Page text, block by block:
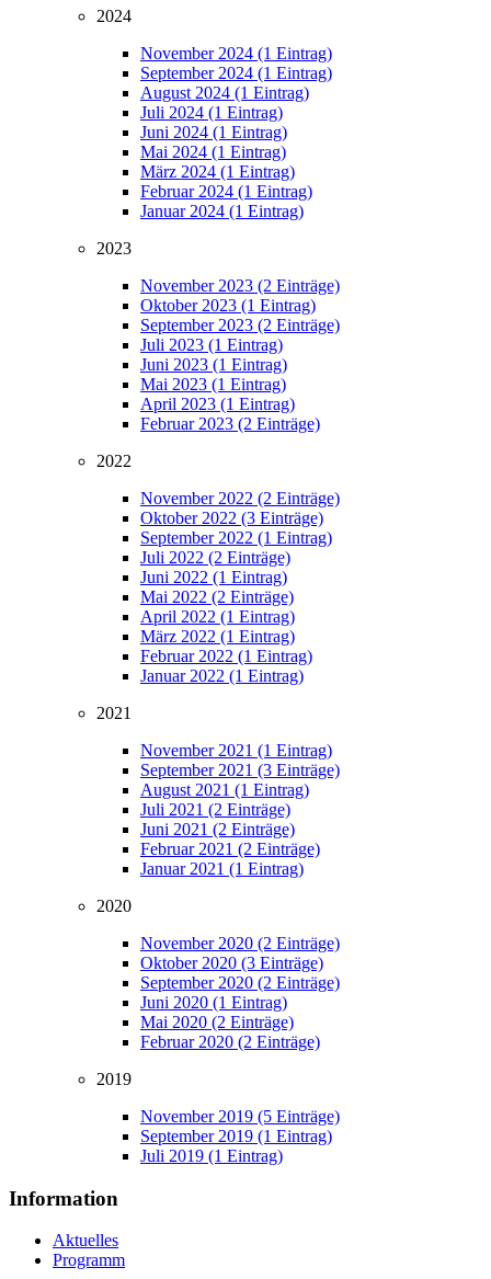
2024
November 2024 (1 Eintrag)
September 2024 (1 Eintrag)
August 2024 (1 Eintrag)
Juli 2024 (1 Eintrag)
Juni 2024 (1 Eintrag)
Mai 2024 (1 Eintrag)
März 2024 (1 Eintrag)
Februar 2024 (1 Eintrag)
Januar 2024 (1 Eintrag)
2023
November 2023 (2 Einträge)
Oktober 2023 (1 Eintrag)
September 2023 (2 Einträge)
Juli 2023 (1 Eintrag)
Juni 2023 (1 Eintrag)
Mai 2023 (1 Eintrag)
April 2023 (1 Eintrag)
Februar 2023 (2 Einträge)
2022
November 2022 (2 Einträge)
Oktober 2022 (3 Einträge)
September 2022 (1 Eintrag)
Juli 2022 (2 Einträge)
Juni 2022 (1 Eintrag)
Mai 2022 (2 Einträge)
April 2022 (1 Eintrag)
März 2022 (1 Eintrag)
Februar 2022 (1 Eintrag)
Januar 2022 (1 Eintrag)
2021
November 2021 (1 Eintrag)
September 2021 (3 Einträge)
August 2021 (1 Eintrag)
Juli 2021 (2 Einträge)
Juni 2021 (2 Einträge)
Februar 2021 (2 Einträge)
Januar 2021 (1 Eintrag)
2020
November 2020 (2 Einträge)
Oktober 2020 (3 Einträge)
September 2020 (2 Einträge)
Juni 2020 (1 Eintrag)
Mai 2020 (2 Einträge)
Februar 2020 (2 Einträge)
2019
November 2019 (5 Einträge)
September 2019 (1 Eintrag)
Juli 2019 (1 Eintrag)
Information
Aktuelles
Programm